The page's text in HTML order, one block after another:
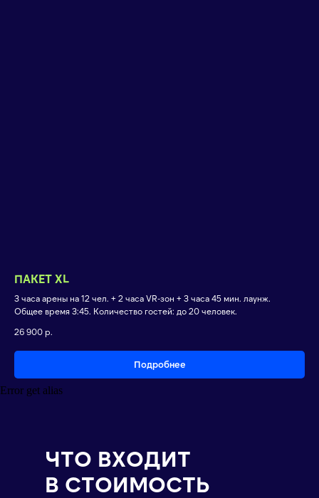
ПАКЕТ XL
3 часа арены на 12 чел. + 2 часа VR-зон + 3 часа 45 мин. лаунж.
Общее время 3:45. Количество гостей: до 20 человек.
26 900 р.
Подробнее
Error get alias
ЧТО ВХОДИТ
В СТОИМОСТЬ